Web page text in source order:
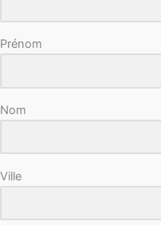
Prénom
Nom
Ville